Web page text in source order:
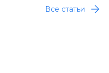
Все статьи